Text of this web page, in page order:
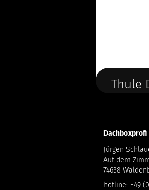
Thule
Dachboxprofi
Jürgen
Auf dem
74638
hotline: +49